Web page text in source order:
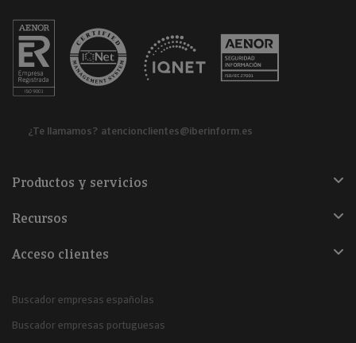
¿Te llamamos? atencionclientes@iberinform.es
Productos y servicios
Recursos
Acceso clientes
Buscador empresas españolas
Buscador empresas portuguesas